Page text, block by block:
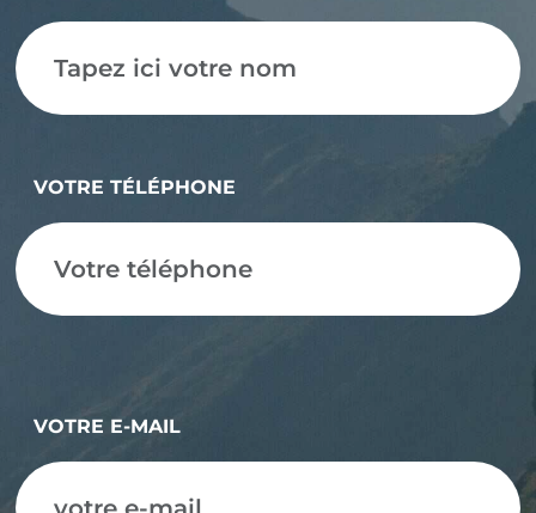
VOTRE TÉLÉPHONE
VOTRE E-MAIL